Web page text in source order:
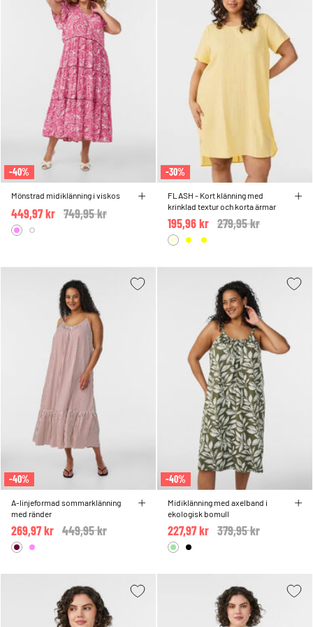
-40%
Mönstrad midiklänning i viskos
Price reduced from
749,95 kr
449,97 kr
-30%
FLASH - Kort klänning med
krinklad textur och korta ärmar
Price reduced from
279,95 kr
195,96 kr
-40%
A-linjeformad sommarklänning
med ränder
Price reduced from
449,95 kr
269,97 kr
-40%
Midiklänning med axelband i
ekologisk bomull
Price reduced from
379,95 kr
227,97 kr